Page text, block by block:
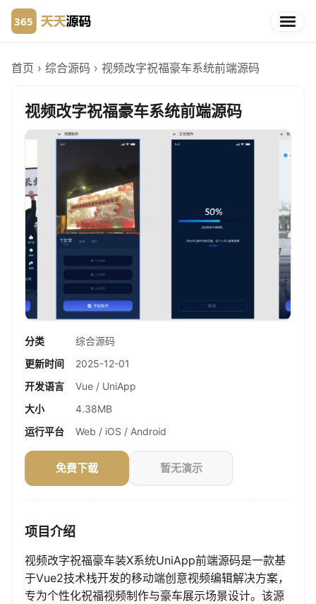
首页 › 综合源码 › 视频改字祝福豪车系统前端源码
视频改字祝福豪车系统前端源码
分类
综合源码
更新时间
2025-12-01
开发语言
Vue / UniApp
大小
4.38MB
运行平台
Web / iOS / Android
免费下载 暂无演示
项目介绍
视频改字祝福豪车装X系统UniApp前端源码是一款基
于Vue2技术栈开发的移动端创意视频编辑解决方案，
专为个性化祝福视频制作与豪车展示场景设计。该源